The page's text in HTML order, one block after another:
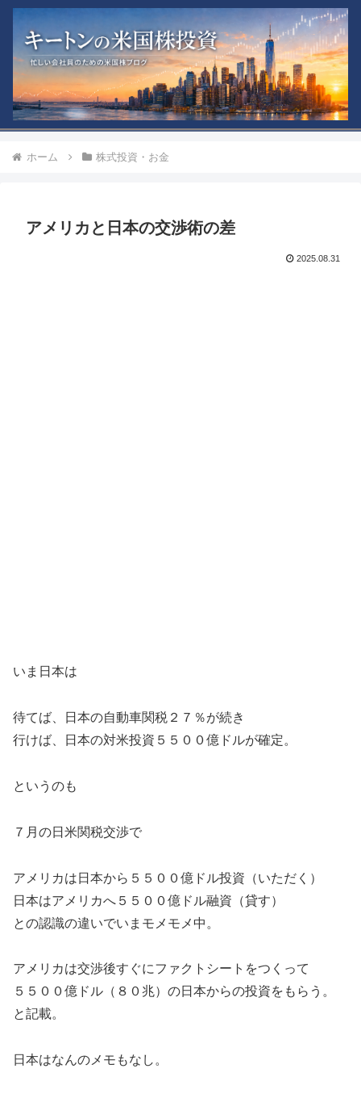
ホーム 株式投資・お金
アメリカと日本の交渉術の差
2025.08.31
いま日本は
待てば、日本の自動車関税２７％が続き
行けば、日本の対米投資５５００億ドルが確定。
というのも
７月の日米関税交渉で
アメリカは日本から５５００億ドル投資（いただく）
日本はアメリカへ５５００億ドル融資（貸す）
との認識の違いでいまモメモメ中。
アメリカは交渉後すぐにファクトシートをつくって
５５００億ドル（８０兆）の日本からの投資をもらう。
と記載。
日本はなんのメモもなし。